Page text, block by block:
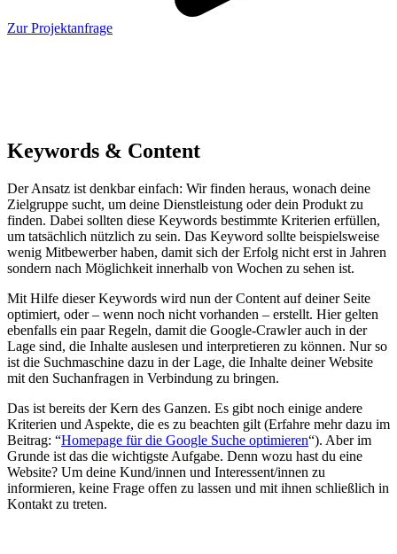
Zur Projektanfrage
Keywords & Content
Der Ansatz ist denkbar einfach: Wir finden heraus, wonach deine
Zielgruppe sucht, um deine Dienstleistung oder dein Produkt zu
finden. Dabei sollten diese Keywords bestimmte Kriterien erfüllen,
um tatsächlich nützlich zu sein. Das Keyword sollte beispielsweise
wenig Mitbewerber haben, damit sich der Erfolg nicht erst in Jahren
sondern nach Möglichkeit innerhalb von Wochen zu sehen ist.
Mit Hilfe dieser Keywords wird nun der Content auf deiner Seite
optimiert, oder – wenn noch nicht vorhanden – erstellt. Hier gelten
ebenfalls ein paar Regeln, damit die Google-Crawler auch in der
Lage sind, die Inhalte auslesen und interpretieren zu können. Nur so
ist die Suchmaschine dazu in der Lage, die Inhalte deiner Website
mit den Suchanfragen in Verbindung zu bringen.
Das ist bereits der Kern des Ganzen. Es gibt noch einige andere
Kriterien und Aspekte, die es zu beachten gilt (Erfahre mehr dazu im
Beitrag: “Homepage für die Google Suche optimieren“). Aber im
Grunde ist das die wichtigste Aufgabe. Denn wozu hast du eine
Website? Um deine Kund/innen und Interessent/innen zu
informieren, keine Frage offen zu lassen und mit ihnen schließlich in
Kontakt zu treten.